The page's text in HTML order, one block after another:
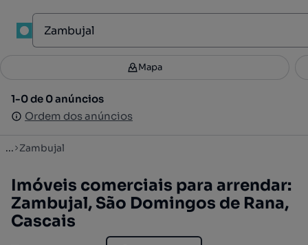
Filtros 3
1-0 de 0 anúncios
Ordem dos anúncios
Mapa
1-0 de 0 anúncios
Ordem dos anúncios
... Zambujal
Imóveis comerciais para arrendar:
Zambujal, São Domingos de Rana,
Cascais